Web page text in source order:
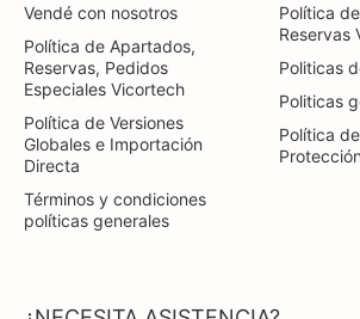
Vendé con nosotros
Política de Apartados,
Reservas, Pedidos
Especiales Vicortech
Política de Versiones
Globales e Importación
Directa
Términos y condiciones
políticas generales
Política
Reservas
Politicas
Politicas
Política